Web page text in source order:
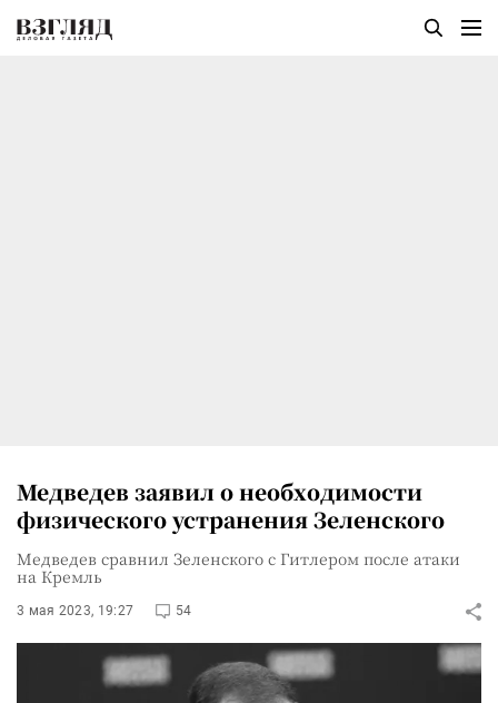
Медведев заявил о необходимости
физического устранения Зеленского
Медведев сравнил Зеленского с Гитлером после атаки
на Кремль
3 мая 2023, 19:27 54